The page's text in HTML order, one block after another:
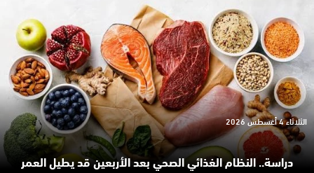
دراسة.. النظام الغذائي الصحي بعد الأربعين قد يطيل العمر
الثلاثاء 4 أغسطس 2026